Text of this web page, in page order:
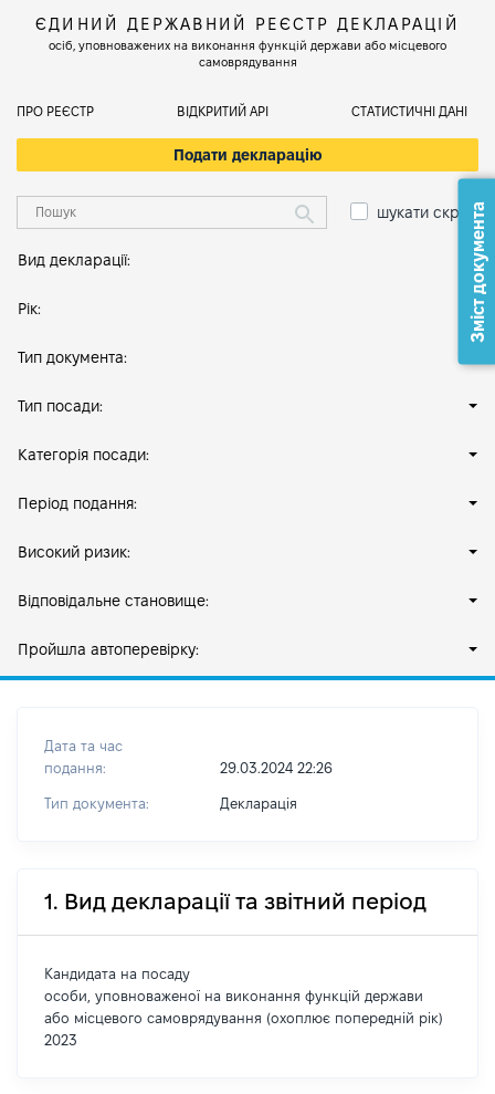
ЄДИНИЙ ДЕРЖАВНИЙ РЕЄСТР ДЕКЛАРАЦІЙ
осіб, уповноважених на виконання функцій держави або місцевого
самоврядування
ПРО РЕЄСТР ВІДКРИТИЙ АРІ СТАТИСТИЧНІ ДАНІ
Подати декларацію
шукати скрізь
Вид декларації:
Рік:
Тип документа:
Тип посади:
Категорія посади:
Період подання:
Високий ризик:
Відповідальне становище:
Пройшла автоперевірку:
Дата та час
подання:
29.03.2024 22:26
Тип документа: Декларація
1. Вид декларації та звітний період
Кандидата на посаду
особи, уповноваженої на виконання функцій держави
або місцевого самоврядування (охоплює попередній рік)
2023
Зміст документа